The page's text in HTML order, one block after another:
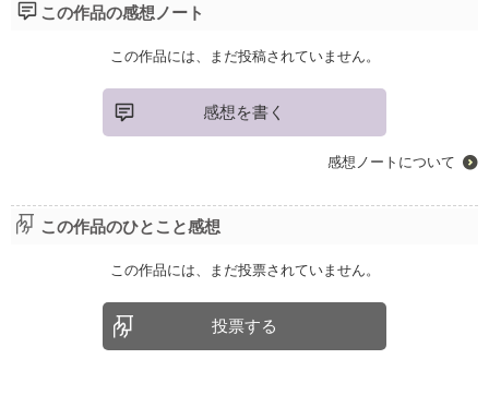
この作品の感想ノート
この作品には、まだ投稿されていません。
感想を書く
感想ノートについて
この作品のひとこと感想
この作品には、まだ投票されていません。
投票する